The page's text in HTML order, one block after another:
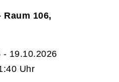
106,
- 19.10.2026
Uhr